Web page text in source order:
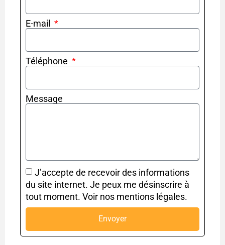
E-mail
Téléphone
Message
J’accepte de recevoir des informations
du site internet. Je peux me désinscrire à
tout moment. Voir nos mentions légales.
Envoyer